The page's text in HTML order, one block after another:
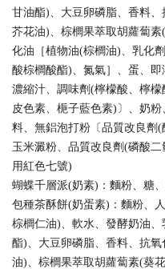
甘油酯)、大豆卵磷脂、香料、
芥花油)、棕櫚果萃取胡蘿蔔
化油［植物油(棕櫚油)、乳化
酸棕櫚酸酯)、氮氣］、蛋、
濃縮汁、調味劑(檸檬酸、檸
皮色素、梔子藍色素)〕、奶
料、無鋁泡打粉〔品質改良劑(
玉米澱粉、品質改良劑(磷酸
用紅色七號)
蝴蝶千層派(奶素)：麵粉、糖
包種茶酥餅(奶蛋素)：麵粉、
棕櫚仁油)、軟水、發酵奶油
酯)、大豆卵磷脂、香料、抗
油)、棕櫚果萃取胡蘿蔔素(葵